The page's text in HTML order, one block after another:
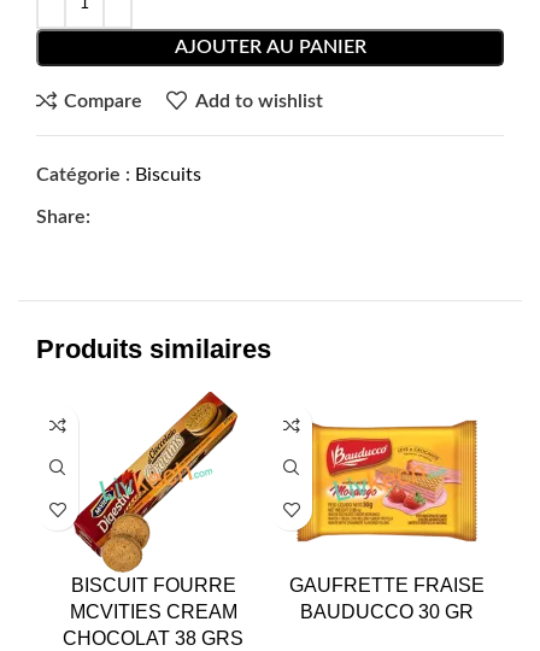
AJOUTER AU PANIER
Compare Add to wishlist
Catégorie : Biscuits
Share:
Produits similaires
BISCUIT FOURRE
MCVITIES CREAM
CHOCOLAT 38 GRS
GAUFRETTE FRAISE
BAUDUCCO 30 GR